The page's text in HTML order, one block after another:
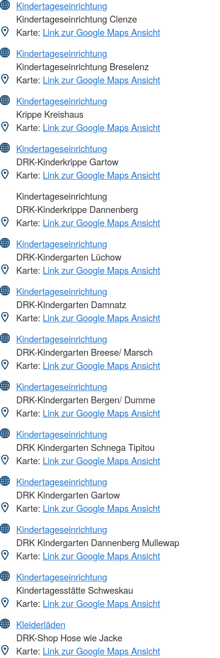
Kindertageseinrichtung
Kindertageseinrichtung Clenze
Karte: Link zur Google Maps Ansicht
Kindertageseinrichtung
Kindertageseinrichtung Breselenz
Karte: Link zur Google Maps Ansicht
Kindertageseinrichtung
Krippe Kreishaus
Karte: Link zur Google Maps Ansicht
Kindertageseinrichtung
DRK-Kinderkrippe Gartow
Karte: Link zur Google Maps Ansicht
Kindertageseinrichtung
DRK-Kinderkrippe Dannenberg
Karte: Link zur Google Maps Ansicht
Kindertageseinrichtung
DRK-Kindergarten Lüchow
Karte: Link zur Google Maps Ansicht
Kindertageseinrichtung
DRK-Kindergarten Damnatz
Karte: Link zur Google Maps Ansicht
Kindertageseinrichtung
DRK-Kindergarten Breese/ Marsch
Karte: Link zur Google Maps Ansicht
Kindertageseinrichtung
DRK-Kindergarten Bergen/ Dumme
Karte: Link zur Google Maps Ansicht
Kindertageseinrichtung
DRK Kindergarten Schnega Tipitou
Karte: Link zur Google Maps Ansicht
Kindertageseinrichtung
DRK Kindergarten Gartow
Karte: Link zur Google Maps Ansicht
Kindertageseinrichtung
DRK Kindergarten Dannenberg Mullewap
Karte: Link zur Google Maps Ansicht
Kindertageseinrichtung
Kindertagesstätte Schweskau
Karte: Link zur Google Maps Ansicht
Kleiderläden
DRK-Shop Hose wie Jacke
Karte: Link zur Google Maps Ansicht